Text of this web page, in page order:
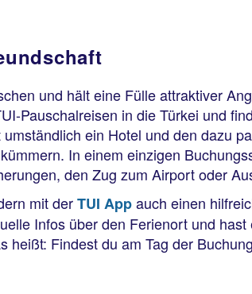
und hält eine Fülle attraktiver
Pauschalreisen in die Türkei und
ein Hotel und den dazu
In einem einzigen
den Zug zum Airport oder
mit derTUI Appauch einen
Infos über den Ferienort und hast
heißt: Findest du am Tag der